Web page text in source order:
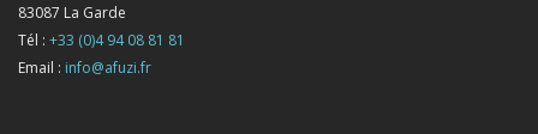
83087 La Garde
Tél : +33 (0)4 94 08 81 81
Email : info@afuzi.fr